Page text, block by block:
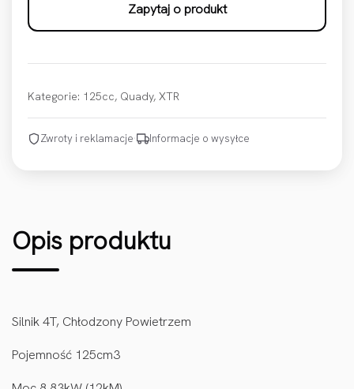
Zapytaj o produkt
Kategorie: 125cc, Quady, XTR
Zwroty i reklamacje· Informacje o wysyłce
Opis produktu
Silnik 4T, Chłodzony Powietrzem
Pojemność 125cm3